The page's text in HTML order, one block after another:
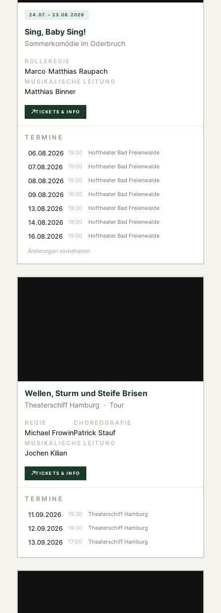
24.07. – 23.08.2026
Sing, Baby Sing!
Sommerkomödie im Oderbruch
ROLLE
Marco
REGIE
Matthias Raupach
MUSIKALISCHE LEITUNG
Matthias Binner
TICKETS & INFO
TERMINE
06.08.2026
19:00 Hoftheater Bad Freienwalde
07.08.2026 19:00 Hoftheater Bad Freienwalde
08.08.2026 19:00 Hoftheater Bad Freienwalde
09.08.2026 16:00 Hoftheater Bad Freienwalde
13.08.2026 19:00 Hoftheater Bad Freienwalde
14.08.2026 19:00 Hoftheater Bad Freienwalde
16.08.2026 19:00 Hoftheater Bad Freienwalde
Änderungen vorbehalten
Wellen, Sturm und Steife Brisen
Theaterschiff Hamburg · Tour
REGIE
Michael Frowin
CHOREOGRAFIE
Patrick Stauf
MUSIKALISCHE LEITUNG
Jochen Kilian
TICKETS & INFO
TERMINE
11.09.2026
19:30 Theaterschiff Hamburg
12.09.2026 19:30 Theaterschiff Hamburg
13.09.2026 17:00 Theaterschiff Hamburg